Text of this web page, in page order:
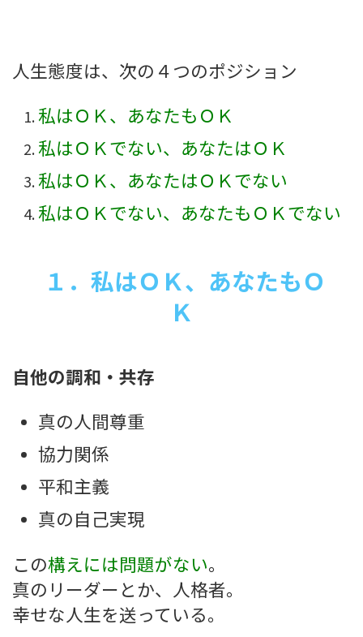
人生態度は、次の４つのポジション
私はＯＫ、あなたもＯＫ
私はＯＫでない、あなたはＯＫ
私はＯＫ、あなたはＯＫでない
私はＯＫでない、あなたもＯＫでない
１．私はＯＫ、あなたもＯ
Ｋ
自他の調和・共存
真の人間尊重
協力関係
平和主義
真の自己実現
この構えには問題がない。
真のリーダーとか、人格者。
幸せな人生を送っている。